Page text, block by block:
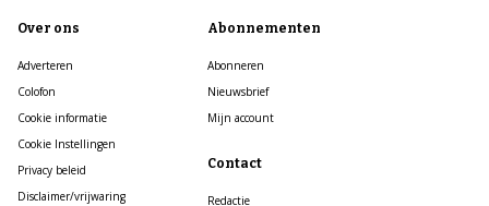
Over ons
Adverteren
Colofon
Cookie informatie
Cookie Instellingen
Privacy beleid
Disclaimer/vrijwaring
Abonnementen
Abonneren
Nieuwsbrief
Mijn account
Contact
Redactie